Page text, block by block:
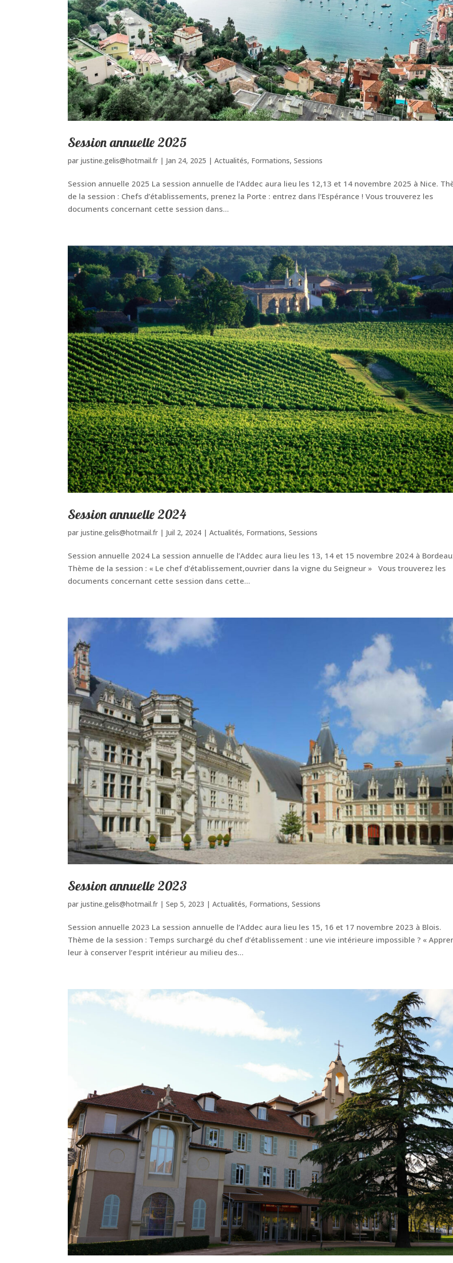
Session annuelle 2025
par justine.gelis@hotmail.fr | Jan 24, 2025 |Actualités, Formations,Sessions
Session annuelle 2025 La session annuelle de l’Addec aura lieu les 12,13 et 14 novembre 2025 à Nice.
de la session : Chefs d’établissements, prenez la Porte : entrez dans l’Espérance ! Vous trouverez les
documents concernant cette session dans...
Session annuelle 2024
par justine.gelis@hotmail.fr | Juil 2, 2024 |Actualités, Formations,Sessions
Session annuelle 2024 La session annuelle de l’Addec aura lieu les 13, 14 et 15 novembre 2024 à
Thème de la session : « Le chef d’établissement,ouvrier dans la vigne du Seigneur » Vous trouverez les
documents concernant cette session dans cette...
Session annuelle 2023
par justine.gelis@hotmail.fr |Sep 5, 2023 |Actualités, Formations,Sessions
Session annuelle 2023 La session annuelle de l’Addec aura lieu les 15, 16 et 17 novembre 2023 à Blois.
Thème de la session : Temps surchargé du chef d’établissement : une vie intérieure impossible ? «
leur à conserver l’esprit intérieur au milieu des...